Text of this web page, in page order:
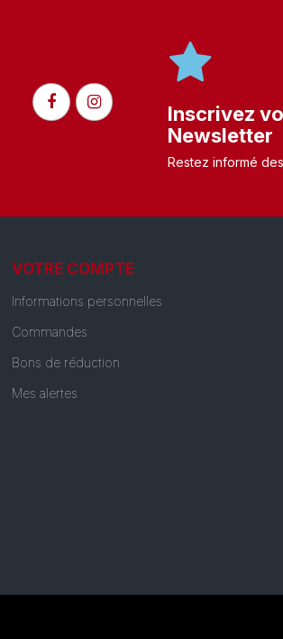
Inscrivez
Newsletter
Restez informé
VOTRE COMPTE
Informations personnelles
Commandes
Bons de réduction
Mes alertes